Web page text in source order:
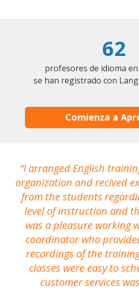
62
profesores de idioma
se han registrado con
Comienza a
I arranged English
organization and recived
from the students
level of instruction and
was a pleasure working
coordinator who
recordings of the
classes were easy to
customer services